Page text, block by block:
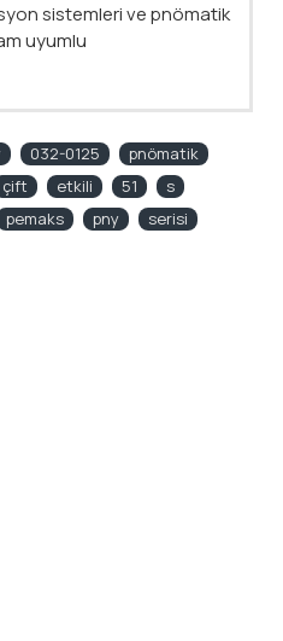
sistemleri ve pnömatik
uyumlu
032-0125
pnömatik
çift etkili 51
s
pemaks pny
serisi